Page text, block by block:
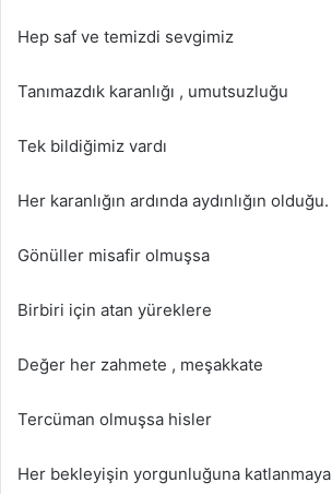
Hep saf ve temizdi sevgimiz
Tanımazdık karanlığı , umutsuzluğu
Tek bildiğimiz vardı
Her karanlığın ardında aydınlığın olduğu.
Gönüller misafir olmuşsa
Birbiri için atan yüreklere
Değer her zahmete , meşakkate
Tercüman olmuşsa hisler
Her bekleyişin yorgunluğuna katlanmaya